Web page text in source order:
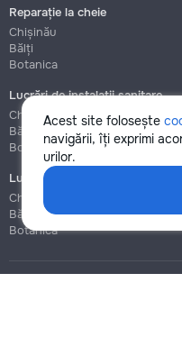
Acest site folosește
navigării, îți exprimi
urilor.
Reparație la cheie
Chișinău
Bălți
Botanica
Lucrări de instalații sanitare
Chișinău
Bălți
Botanica
Lucrări de construcție și
Chișinău
Bălți
Botanica